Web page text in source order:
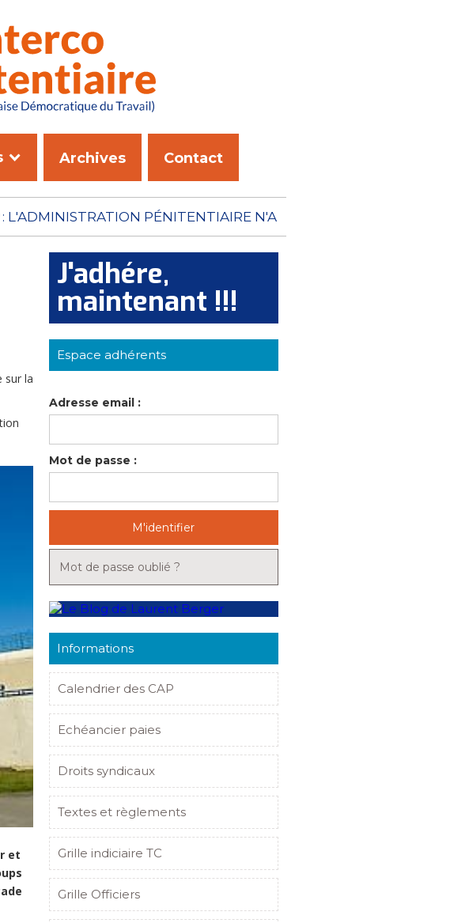
Archives Contact
PÉNITENTIAIRE N'A
sur la
et
J'adhére,
maintenant !!!
Espace adhérents
Adresse email :
Mot de passe :
M'identifier
Mot de passe oublié ?
Informations
Calendrier des CAP
Echéancier paies
Droits syndicaux
Textes et règlements
Grille indiciaire TC
Grille Officiers